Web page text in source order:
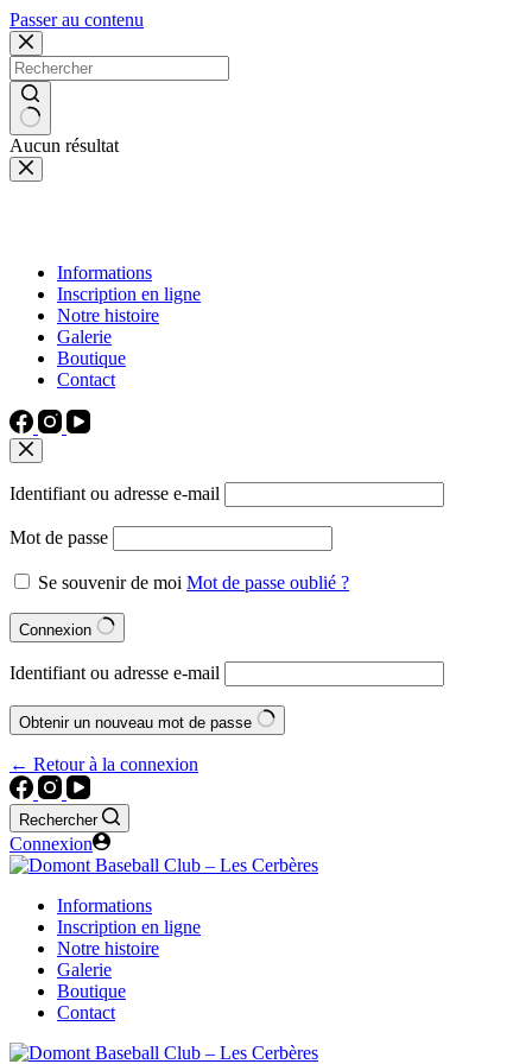
Passer au contenu
Aucun résultat
Informations
Inscription en ligne
Notre histoire
Galerie
Boutique
Contact
Identifiant ou adresse e-mail
Mot de passe
Se souvenir de moi Mot de passe oublié ?
Connexion
Identifiant ou adresse e-mail
Obtenir un nouveau mot de passe
← Retour à la connexion
Rechercher
Connexion
Informations
Inscription en ligne
Notre histoire
Galerie
Boutique
Contact